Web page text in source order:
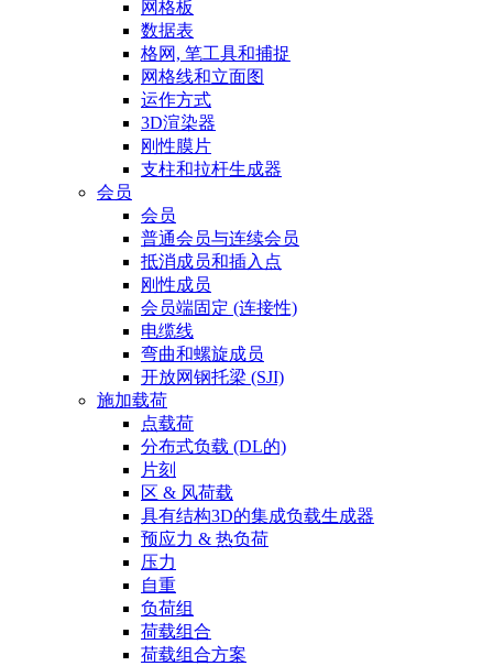
网格板
数据表
格网, 笔工具和捕捉
网格线和立面图
运作方式
3D渲染器
刚性膜片
支柱和拉杆生成器
会员
会员
普通会员与连续会员
抵消成员和插入点
刚性成员
会员端固定 (连接性)
电缆线
弯曲和螺旋成员
开放网钢托梁 (SJI)
施加载荷
点载荷
分布式负载 (DL的)
片刻
区 & 风荷载
具有结构3D的集成负载生成器
预应力 & 热负荷
压力
自重
负荷组
荷载组合
荷载组合方案